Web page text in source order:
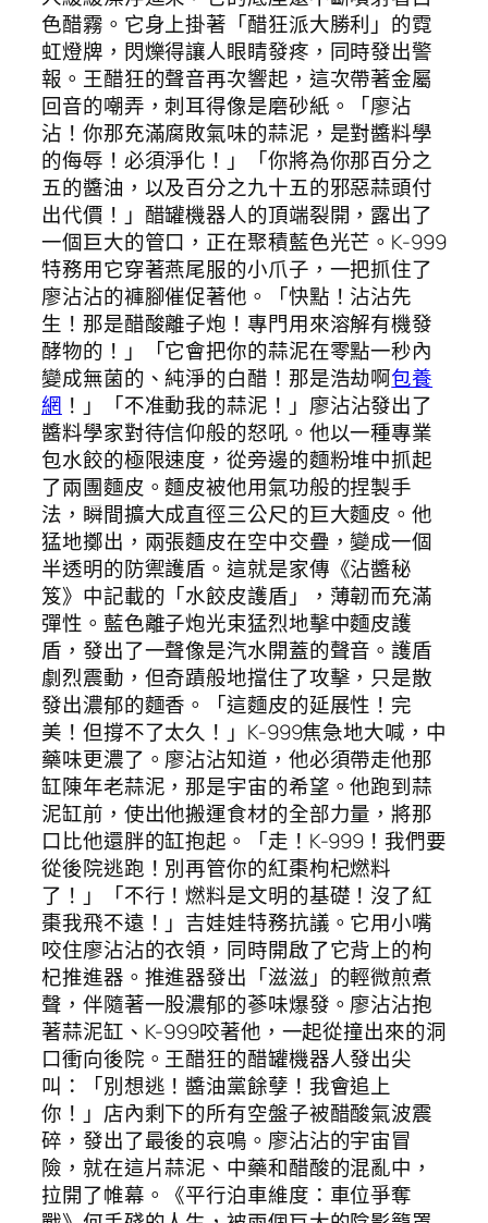
色醋霧。它身上掛著「醋狂派大勝利」的霓
虹燈牌，閃爍得讓人眼睛發疼，同時發出警
報。王醋狂的聲音再次響起，這次帶著金屬
回音的嘲弄，刺耳得像是磨砂紙。「廖沾
沾！你那充滿腐敗氣味的蒜泥，是對醬料學
的侮辱！必須淨化！」「你將為你那百分之
五的醬油，以及百分之九十五的邪惡蒜頭付
出代價！」醋罐機器人的頂端裂開，露出了
一個巨大的管口，正在聚積藍色光芒。K-999
特務用它穿著燕尾服的小爪子，一把抓住了
廖沾沾的褲腳催促著他。「快點！沾沾先
生！那是醋酸離子炮！專門用來溶解有機發
酵物的！」「它會把你的蒜泥在零點一秒內
變成無菌的、純淨的白醋！那是浩劫啊包養
網 ！」「不准動我的蒜泥！」廖沾沾發出了
醬料學家對待信仰般的怒吼。他以一種專業
包水餃的極限速度，從旁邊的麵粉堆中抓起
了兩團麵皮。麵皮被他用氣功般的捏製手
法，瞬間擴大成直徑三公尺的巨大麵皮。他
猛地擲出，兩張麵皮在空中交疊，變成一個
半透明的防禦護盾。這就是家傳《沾醬秘
笈》中記載的「水餃皮護盾」，薄韌而充滿
彈性。藍色離子炮光束猛烈地擊中麵皮護
盾，發出了一聲像是汽水開蓋的聲音。護盾
劇烈震動，但奇蹟般地擋住了攻擊，只是散
發出濃郁的麵香。「這麵皮的延展性！完
美！但撐不了太久！」K-999焦急地大喊，中
藥味更濃了。廖沾沾知道，他必須帶走他那
缸陳年老蒜泥，那是宇宙的希望。他跑到蒜
泥缸前，使出他搬運食材的全部力量，將那
口比他還胖的缸抱起。「走！K-999！我們要
從後院逃跑！別再管你的紅棗枸杞燃料
了！」「不行！燃料是文明的基礎！沒了紅
棗我飛不遠！」吉娃娃特務抗議。它用小嘴
咬住廖沾沾的衣領，同時開啟了它背上的枸
杞推進器。推進器發出「滋滋」的輕微煎煮
聲，伴隨著一股濃郁的蔘味爆發。廖沾沾抱
著蒜泥缸、K-999咬著他，一起從撞出來的洞
口衝向後院。王醋狂的醋罐機器人發出尖
叫：「別想逃！醬油黨餘孽！我會追上
你！」店內剩下的所有空盤子被醋酸氣波震
碎，發出了最後的哀鳴。廖沾沾的宇宙冒
險，就在這片蒜泥、中藥和醋酸的混亂中，
拉開了帷幕。《平行泊車維度：車位爭奪